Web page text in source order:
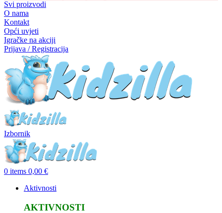
Svi proizvodi
O nama
Kontakt
Opći uvjeti
Igračke na akciji
Prijava / Registracija
Izbornik
0 items 0,00 €
Aktivnosti
AKTIVNOSTI